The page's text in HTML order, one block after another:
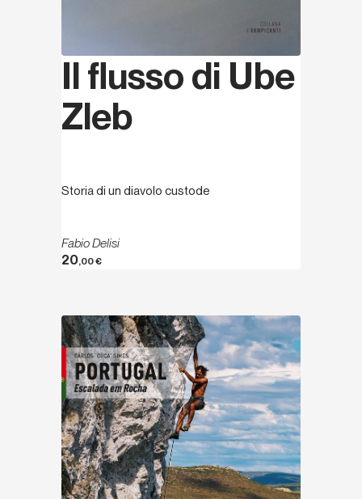
Il flusso di Ube
Zleb
Storia di un diavolo custode
Fabio Delisi
20,00€
Scopri